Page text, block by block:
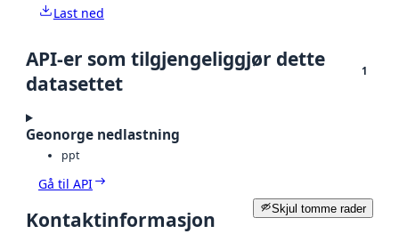
Last ned
API-er som tilgjengeliggjør dette
datasettet
1
Geonorge nedlastning
ppt
Gå til API
Skjul tomme rader
Kontaktinformasjon